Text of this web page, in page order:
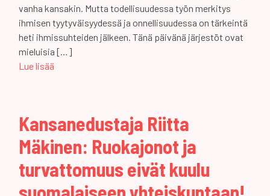
vanha kansakin. Mutta todellisuudessa työn merkitys
ihmisen tyytyväisyydessä ja onnellisuudessa on tärkeintä
heti ihmissuhteiden jälkeen. Tänä päivänä järjestöt ovat
mieluisia […]
Lue lisää
Kansanedustaja Riitta
Mäkinen: Ruokajonot ja
turvattomuus eivät kuulu